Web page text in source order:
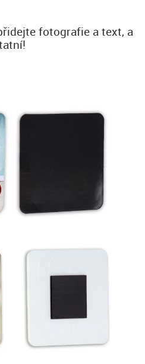
fotografie a text, a